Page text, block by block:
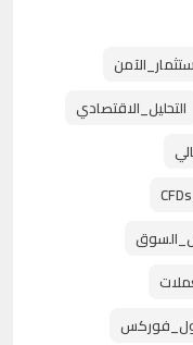
التحليل_الاقتصادي